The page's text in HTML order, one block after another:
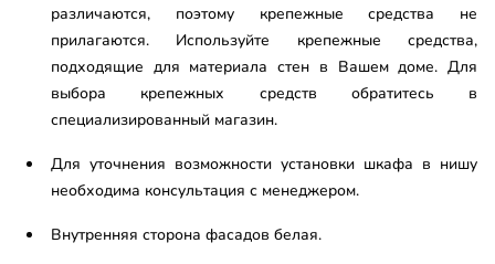
различаются, поэтому крепежные средства не
прилагаются. Используйте крепежные средства,
подходящие для материала стен в Вашем доме. Для
выбора крепежных средств обратитесь в
специализированный магазин.
Для уточнения возможности установки шкафа в нишу
необходима консультация с менеджером.
Внутренняя сторона фасадов белая.